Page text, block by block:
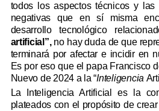
todos los aspectos técnicos y
negativas que en sí misma
desarrollo tecnológico
artificial”,no hay duda de que
terminará por afectar e incidir en
Es por eso que el papa Francisco
Nuevo de 2024 a la “Inteligencia
La Inteligencia Artificial es la
plateados con el propósito de